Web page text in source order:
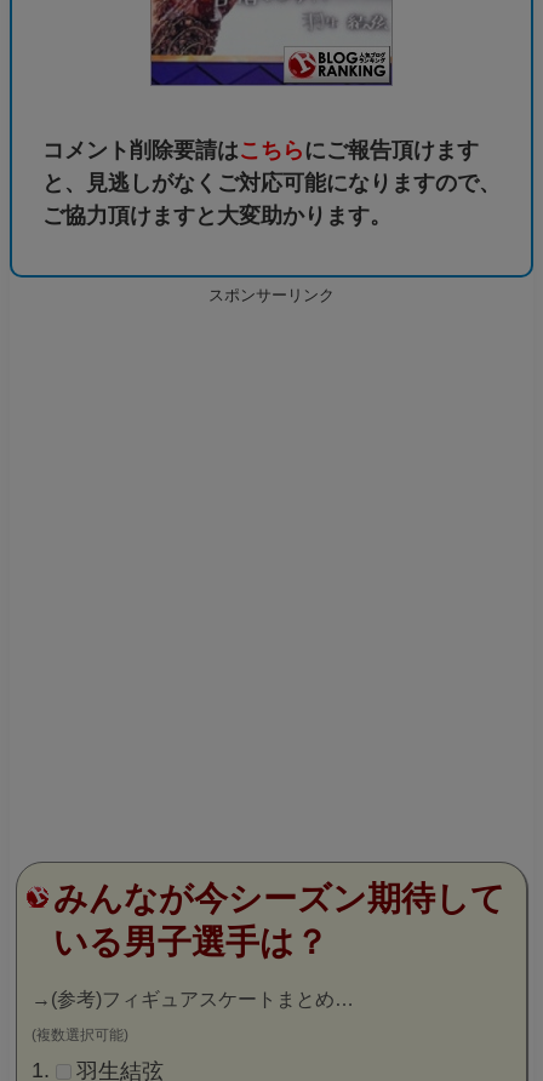
コメント削除要請はこちら にご報告頂けます
と、見逃しがなくご対応可能になりますので、
ご協力頂けますと大変助かります。
スポンサーリンク
みんなが今シーズン期待して
いる男子選手は？
→ (参考)フィギュアスケートまとめ…
(複数選択可能)
羽生結弦